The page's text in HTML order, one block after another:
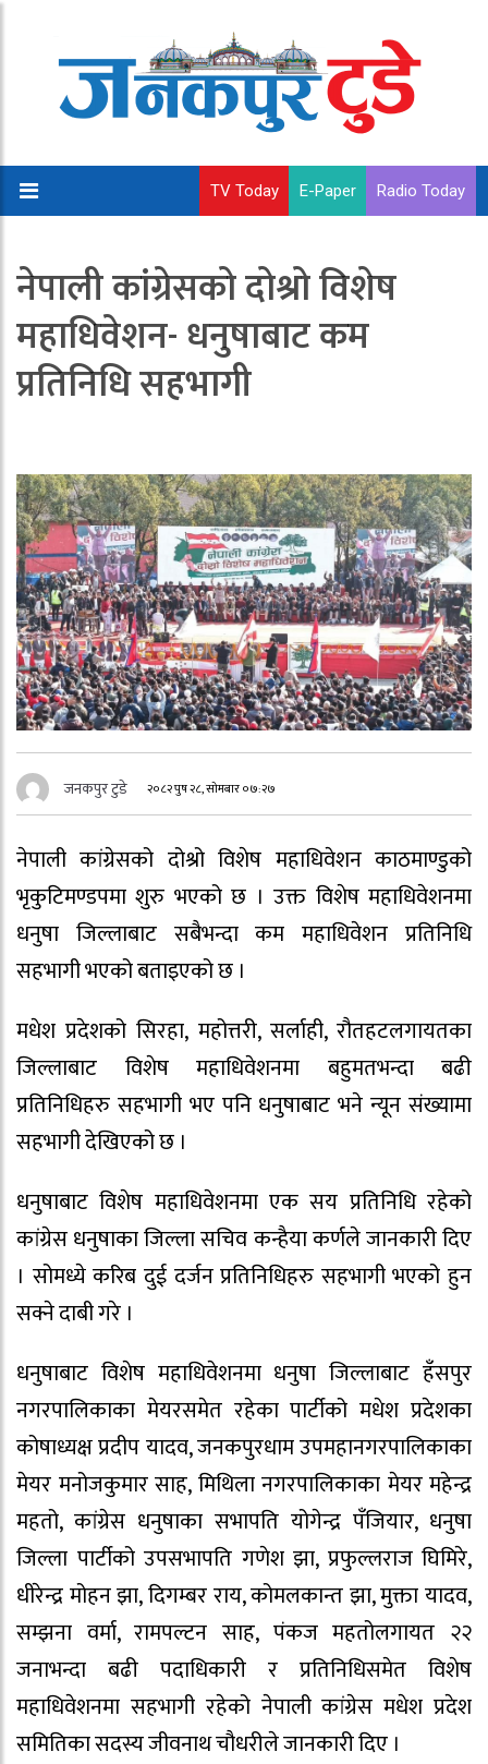
TV Today E-Paper Radio Today
नेपाली कांग्रेसको दोश्रो विशेष
महाधिवेशन- धनुषाबाट कम
प्रतिनिधि सहभागी
जनकपुर टुडे २०८२ पुष २८, सोमबार ०७:२७
नेपाली कांग्रेसको दोश्रो विशेष महाधिवेशन काठमाण्डुको
भृकुटिमण्डपमा शुरु भएको छ । उक्त विशेष महाधिवेशनमा
धनुषा जिल्लाबाट सबैभन्दा कम महाधिवेशन प्रतिनिधि
सहभागी भएको बताइएको छ ।
मधेश प्रदेशको सिरहा, महोत्तरी, सर्लाही, रौतहटलगायतका
जिल्लाबाट विशेष महाधिवेशनमा बहुमतभन्दा बढी
प्रतिनिधिहरु सहभागी भए पनि धनुषाबाट भने न्यून संख्यामा
सहभागी देखिएको छ ।
धनुषाबाट विशेष महाधिवेशनमा एक सय प्रतिनिधि रहेको
कांग्रेस धनुषाका जिल्ला सचिव कन्हैया कर्णले जानकारी दिए
। सोमध्ये करिब दुई दर्जन प्रतिनिधिहरु सहभागी भएको हुन
सक्ने दाबी गरे ।
धनुषाबाट विशेष महाधिवेशनमा धनुषा जिल्लाबाट हँसपुर
नगरपालिकाका मेयरसमेत रहेका पार्टीको मधेश प्रदेशका
कोषाध्यक्ष प्रदीप यादव, जनकपुरधाम उपमहानगरपालिकाका
मेयर मनोजकुमार साह, मिथिला नगरपालिकाका मेयर महेन्द्र
महतो, कांग्रेस धनुषाका सभापति योगेन्द्र पँजियार, धनुषा
जिल्ला पार्टीको उपसभापति गणेश झा, प्रफुल्लराज घिमिरे,
धीरेन्द्र मोहन झा, दिगम्बर राय, कोमलकान्त झा, मुक्ता यादव,
सम्झना वर्मा, रामपल्टन साह, पंकज महतोलगायत २२
जनाभन्दा बढी पदाधिकारी र प्रतिनिधिसमेत विशेष
महाधिवेशनमा सहभागी रहेको नेपाली कांग्रेस मधेश प्रदेश
समितिका सदस्य जीवनाथ चौधरीले जानकारी दिए ।